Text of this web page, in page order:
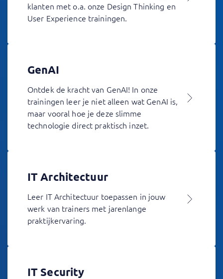
klanten met o.a. onze Design Thinking en
User Experience trainingen.
GenAI
Ontdek de kracht van GenAI! In onze
trainingen leer je niet alleen wat GenAI is,
maar vooral hoe je deze slimme
technologie direct praktisch inzet.
IT Architectuur
Leer IT Architectuur toepassen in jouw
werk van trainers met jarenlange
praktijkervaring.
IT Security